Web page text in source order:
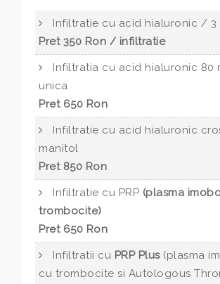
Infiltratie cu acid hialuronic / 3
Pret 350 Ron / infiltratie
Infiltratia cu acid hialuronic 80
unica
Pret 650 Ron
Infiltratie cu acid hialuronic
manitol
Pret 850 Ron
Infiltratie cu PRP (plasma
trombocite)
Pret 650 Ron
Infiltratii cu PRP Plus(plasma
cu trombocite si Autologous